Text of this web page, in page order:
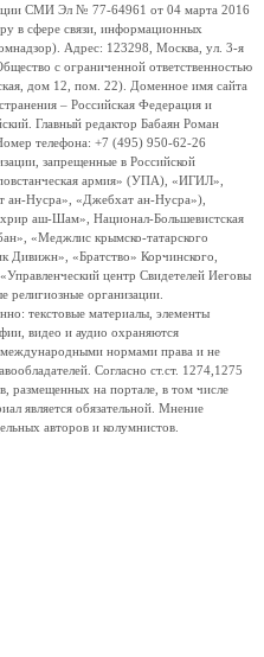
СМИ Эл № 77-64961 от 04 марта 2016
в сфере связи, информационных
Адрес: 123298, Москва, ул. 3-я
с ограниченной ответственностью
дом 12, пом. 22). Доменное имя сайта
– Российская Федерация и
Главный редактор Бабаян Роман
телефона: +7 (495) 950-62-26
запрещенные в Российской
армия» (УПА), «ИГИЛ»,
Нусра», «Джебхат ан-Нусра»),
аш-Шам», Национал-Большевистская
«Меджлис крымско-татарского
Дивижн», «Братство» Корчинского,
центр Свидетелей Иеговы
религиозные организации.
текстовые материалы, элементы
видео и аудио охраняются
международными нормами права и не
Согласно ст.ст. 1274,1275
размещенных на портале, в том числе
является обязательной. Мнение
авторов и колумнистов.